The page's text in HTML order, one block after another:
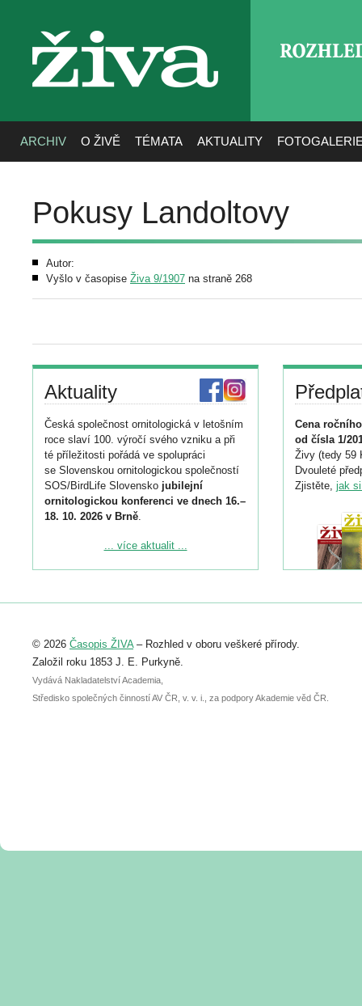
živa
ARCHIV O ŽIVĚ TÉMATA AKTUALITY
Pokusy Landoltovy
Autor:
Vyšlo v časopise Živa 9/1907 na straně 268
Aktuality
Česká společnost ornitologická v letošním
roce slaví 100. výročí svého vzniku a při
té příležitosti pořádá ve spolupráci
se Slovenskou ornitologickou společností
SOS/BirdLife Slovensko jubilejní
ornitologickou konferenci ve dnech 16.–
18. 10. 2026 v Brně.
Podrobnější informace ke konferenci
Registrovat se můžete do 6. září.
abstraktu přihlášené přednášky nebo
posteru je už 30. června.
... více aktualit ...
Cena
od čísla 1/
Živy (tedy 59
Dvouleté
Zjistěte, jak
© 2026 Časopis ŽIVA– Rozhled v oboru veškeré přírody.
Založil roku 1853 J. E. Purkyně.
Vydává Nakladatelství Academia,
Středisko společných činností AV ČR, v. v. i., za podpory Akademie věd ČR.